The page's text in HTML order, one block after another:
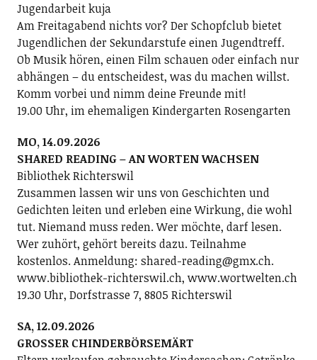
Jugendarbeit kuja
Am Freitagabend nichts vor? Der Schopfclub bietet
Jugendlichen der Sekundarstufe einen Jugendtreff.
Ob Musik hören, einen Film schauen oder einfach nur
abhängen – du entscheidest, was du machen willst.
Komm vorbei und nimm deine Freunde mit!
19.00 Uhr, im ehemaligen Kindergarten Rosengarten
MO, 14.09.2026
SHARED READING – AN WORTEN WACHSEN
Bibliothek Richterswil
Zusammen lassen wir uns von Geschichten und
Gedichten leiten und erleben eine Wirkung, die wohl
tut. Niemand muss reden. Wer möchte, darf lesen.
Wer zuhört, gehört bereits dazu. Teilnahme
kostenlos. Anmeldung: shared-reading@gmx.ch.
www.bibliothek-richterswil.ch, www.wortwelten.ch
19.30 Uhr, Dorfstrasse 7, 8805 Richterswil
SA, 12.09.2026
GROSSER CHINDERBÖRSEMÄRT